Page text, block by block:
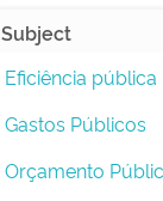
Subject
Eficiência pública
Gastos Públicos
Orçamento